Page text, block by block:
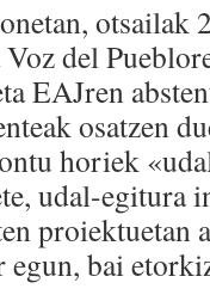
otsailak
del
EAJren
osatzen
horiek
udal-egitura
proiektuetan
egun, bai